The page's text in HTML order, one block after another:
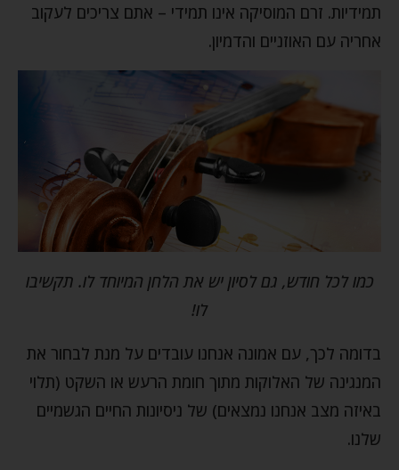
תמידיות. זרם המוסיקה אינו תמידי – אתם צריכים לעקוב
אחריה עם האוזניים והדמיון.
כמו לכל חודש, גם לסיון יש את הלחן המיוחד לו. תקשיבו
לו!
בדומה לכך, עם אמונה אנחנו עובדים על מנת לבחור את
המנגינה של האלוקות מתוך חומת הרעש או השקט (תלוי
באיזה מצב אנחנו נמצאים) של ניסיונות החיים הגשמיים
שלנו.